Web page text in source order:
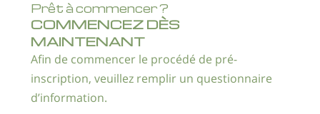
Croate
Turc
Prêt à commencer ?
COMMENCEZ DÈS
MAINTENANT
Afin de commencer le procédé de pré-
inscription, veuillez remplir un questionnaire
d’information.